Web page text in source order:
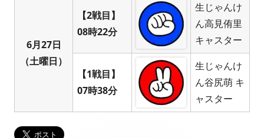
6月27日
（土曜日）
【2戦目】
08時22分
生じゃんけ
ん高見侑里
キャスター
【1戦目】
07時38分
生じゃんけ
ん谷尻萌 キ
ャスター